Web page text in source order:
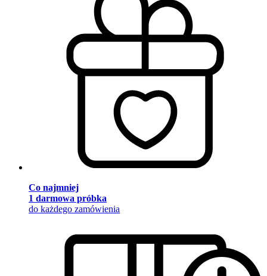
Co najmniej
1 darmowa próbka
do każdego zamówienia